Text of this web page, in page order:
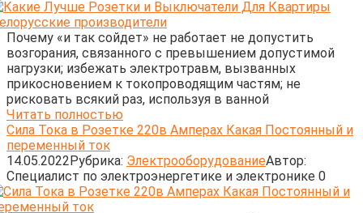
Почему «и так сойдет» не работает не допустить
возгорания, связанного с превышением допустимой
нагрузки; избежать электротравм, вызванных
прикосновением к токопроводящим частям; не
рисковать всякий раз, используя в ванной
Читать полностью
Сила Тока в Розетке 220в Амперах Какая Постоянный и
переменный ток
14.05.2022Рубрика: ЭлектрооборудованиеАвтор:
Cпециалист по электроэнергетике и электронике 0